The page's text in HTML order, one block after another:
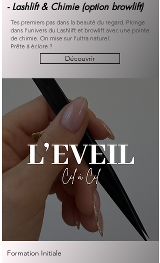
- Lashlift & Chimie (option browlift)
Tes premiers pas dans la beauté du regard. Plonge
dans l’univers du Lashlift et browlift avec une pointe
de chimie. On mise sur l'ultra naturel.
Prête à éclore ?
Découvrir
Formation Initiale